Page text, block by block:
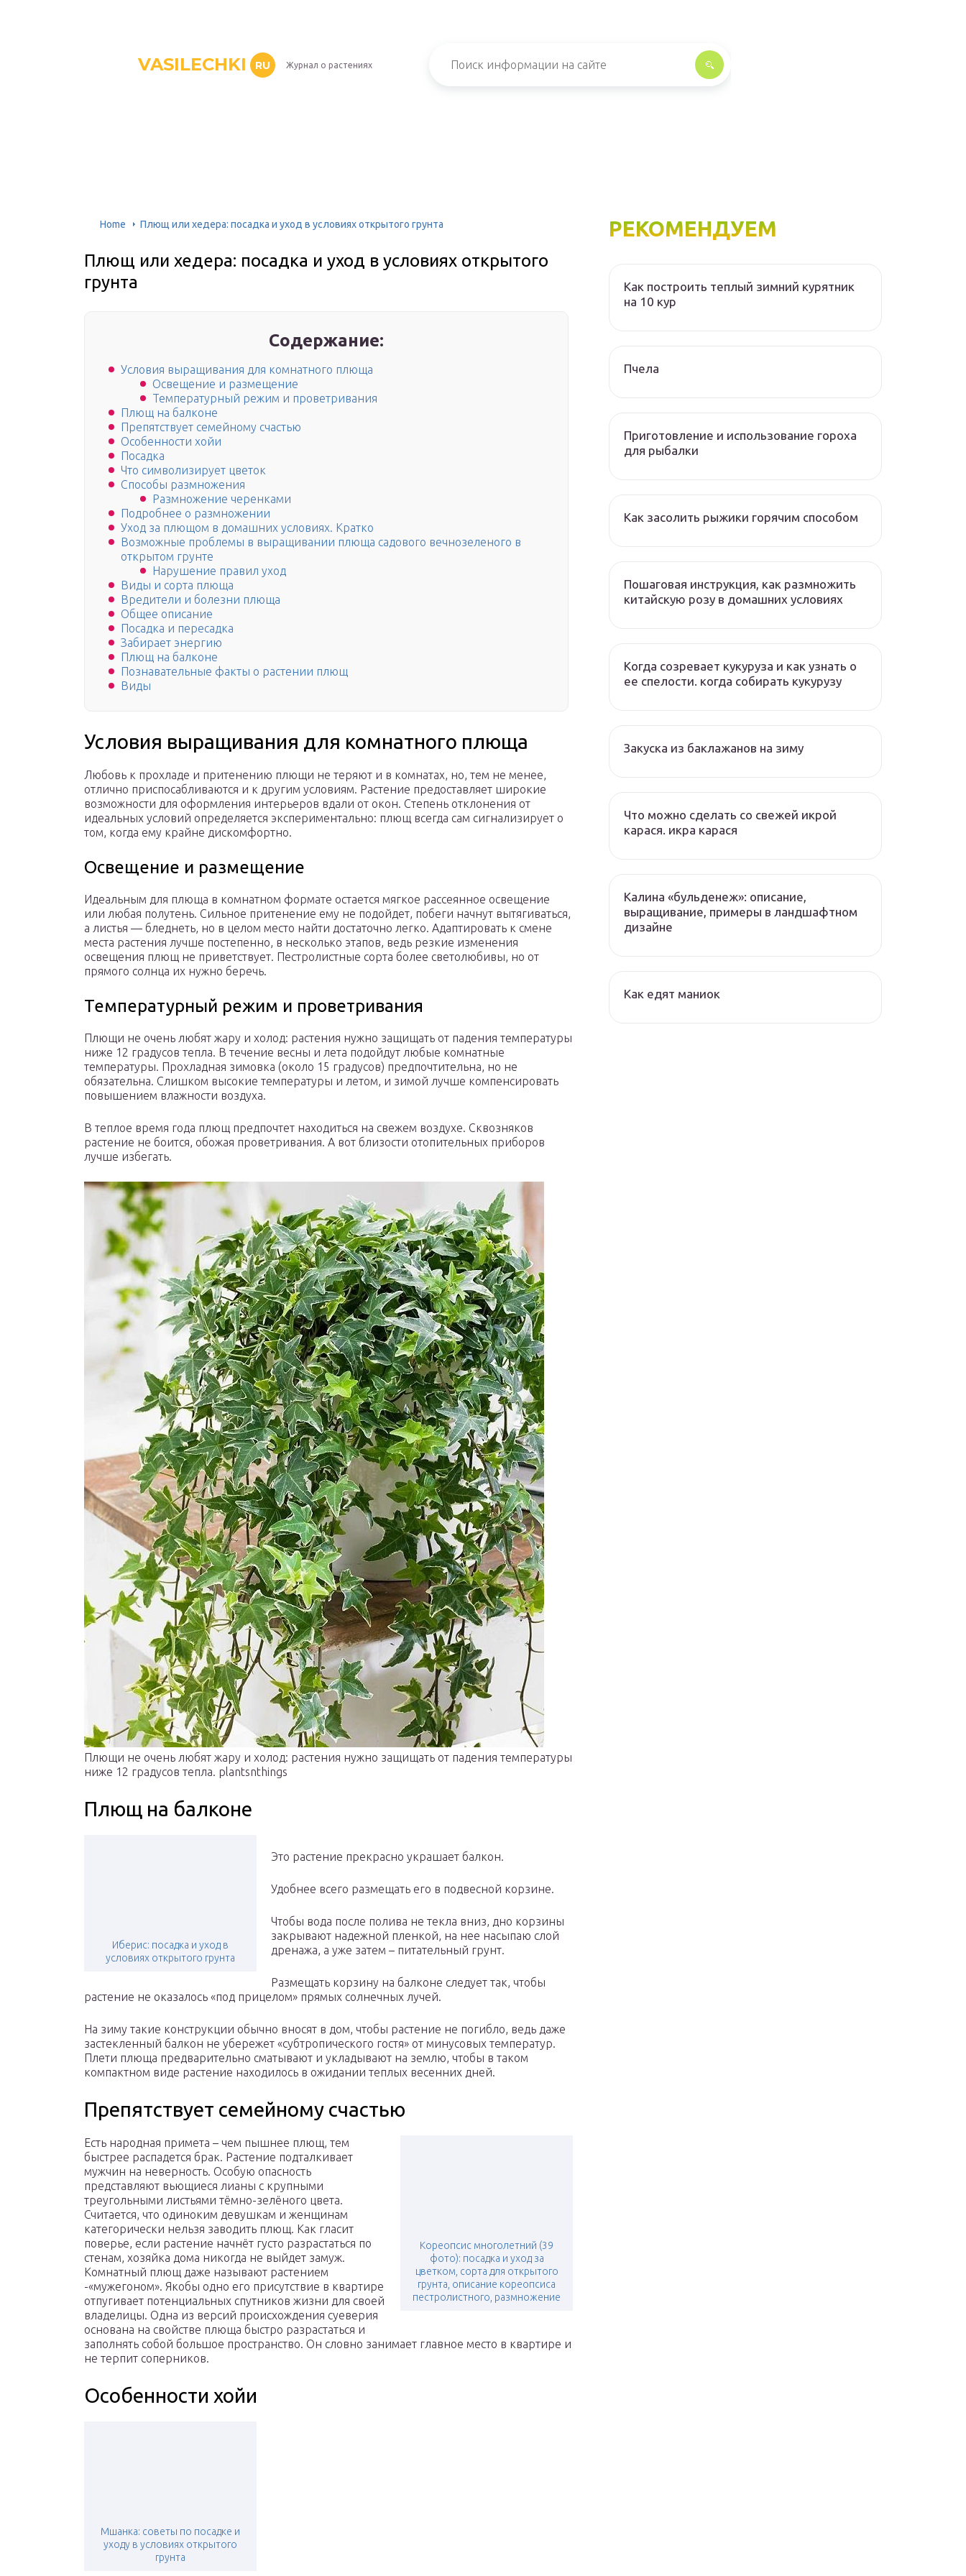
VASILECHKI RU Журнал о растениях
Home Плющ или хедера: посадка и уход в условиях открытого грунта
Плющ или хедера: посадка и уход в условиях открытого
грунта
Содержание:
Условия выращивания для комнатного плюща
Освещение и размещение
Температурный режим и проветривания
Плющ на балконе
Препятствует семейному счастью
Особенности хойи
Посадка
Что символизирует цветок
Способы размножения
Размножение черенками
Подробнее о размножении
Уход за плющом в домашних условиях. Кратко
Возможные проблемы в выращивании плюща садового вечнозеленого в
открытом грунте
Нарушение правил уход
Виды и сорта плюща
Вредители и болезни плюща
Общее описание
Посадка и пересадка
Забирает энергию
Плющ на балконе
Познавательные факты о растении плющ
Виды
Условия выращивания для комнатного плюща
Любовь к прохладе и притенению плющи не теряют и в комнатах, но, тем не менее,
отлично приспосабливаются и к другим условиям. Растение предоставляет широкие
возможности для оформления интерьеров вдали от окон. Степень отклонения от
идеальных условий определяется экспериментально: плющ всегда сам сигнализирует о
том, когда ему крайне дискомфортно.
Освещение и размещение
Идеальным для плюща в комнатном формате остается мягкое рассеянное освещение
или любая полутень. Сильное притенение ему не подойдет, побеги начнут вытягиваться,
а листья — бледнеть, но в целом место найти достаточно легко. Адаптировать к смене
места растения лучше постепенно, в несколько этапов, ведь резкие изменения
освещения плющ не приветствует. Пестролистные сорта более светолюбивы, но от
прямого солнца их нужно беречь.
Температурный режим и проветривания
Плющи не очень любят жару и холод: растения нужно защищать от падения температуры
ниже 12 градусов тепла. В течение весны и лета подойдут любые комнатные
температуры. Прохладная зимовка (около 15 градусов) предпочтительна, но не
обязательна. Слишком высокие температуры и летом, и зимой лучше компенсировать
повышением влажности воздуха.
В теплое время года плющ предпочтет находиться на свежем воздухе. Сквозняков
растение не боится, обожая проветривания. А вот близости отопительных приборов
лучше избегать.
Плющи не очень любят жару и холод: растения нужно защищать от падения температуры
ниже 12 градусов тепла. plantsnthings
Плющ на балконе
Иберис: посадка и уход в
условиях открытого грунта
Это растение прекрасно украшает балкон.
Удобнее всего размещать его в подвесной корзине.
Чтобы вода после полива не текла вниз, дно корзины
закрывают надежной пленкой, на нее насыпаю слой
дренажа, а уже затем – питательный грунт.
Размещать корзину на балконе следует так, чтобы
растение не оказалось «под прицелом» прямых солнечных лучей.
На зиму такие конструкции обычно вносят в дом, чтобы растение не погибло, ведь даже
застекленный балкон не убережет «субтропического гостя» от минусовых температур.
Плети плюща предварительно сматывают и укладывают на землю, чтобы в таком
компактном виде растение находилось в ожидании теплых весенних дней.
Препятствует семейному счастью
Кореопсис многолетний (39
фото): посадка и уход за
цветком, сорта для открытого
грунта, описание кореопсиса
пестролистного, размножение
Есть народная примета – чем пышнее плющ, тем
быстрее распадется брак. Растение подталкивает
мужчин на неверность. Особую опасность
представляют вьющиеся лианы с крупными
треугольными листьями тёмно-зелёного цвета.
Считается, что одиноким девушкам и женщинам
категорически нельзя заводить плющ. Как гласит
поверье, если растение начнёт густо разрастаться по
стенам, хозяйка дома никогда не выйдет замуж.
Комнатный плющ даже называют растением
-«мужегоном». Якобы одно его присутствие в квартире
отпугивает потенциальных спутников жизни для своей
владелицы. Одна из версий происхождения суеверия
основана на свойстве плюща быстро разрастаться и
заполнять собой большое пространство. Он словно занимает главное место в квартире и
не терпит соперников.
Особенности хойи
Мшанка: советы по посадке и
уходу в условиях открытого
грунта
РЕКОМЕНДУЕМ
Как построить теплый зимний курятник
на 10 кур
Пчела
Приготовление и использование гороха
для рыбалки
Как засолить рыжики горячим способом
Пошаговая инструкция, как размножить
китайскую розу в домашних условиях
Когда созревает кукуруза и как узнать о
ее спелости. когда собирать кукурузу
Закуска из баклажанов на зиму
Что можно сделать со свежей икрой
карася. икра карася
Калина «бульденеж»: описание,
выращивание, примеры в ландшафтном
дизайне
Как едят маниок